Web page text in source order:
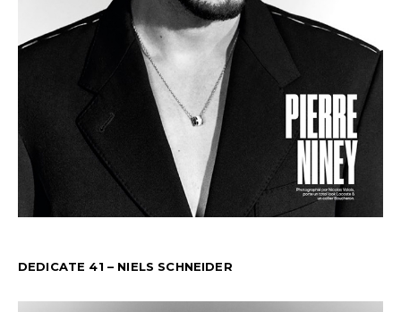
DEDICATE 41 – NIELS SCHNEIDER